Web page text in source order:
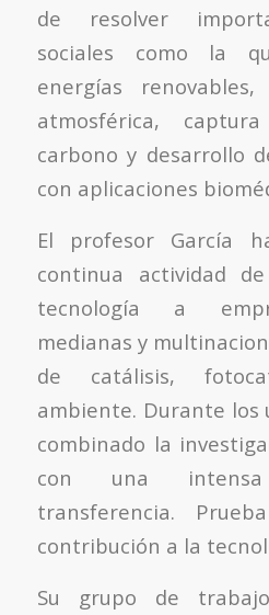
de resolver
sociales como la
energías renovables,
atmosférica,
carbono y desarrollo
con aplicaciones
El profesor García
continua actividad
tecnología a
medianas y
de catálisis,
ambiente. Durante los
combinado la
con una
transferencia.
contribución a la
Su grupo de